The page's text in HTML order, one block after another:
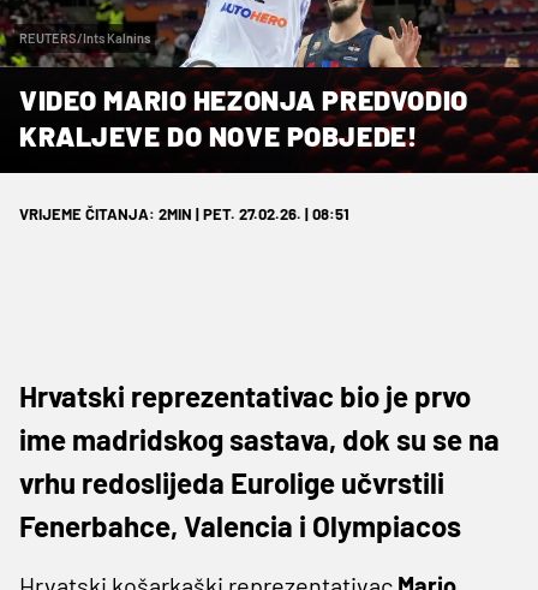
REUTERS/Ints Kalnins
VIDEO MARIO HEZONJA PREDVODIO
KRALJEVE DO NOVE POBJEDE!
VRIJEME ČITANJA: 2MIN | PET. 27.02.26. | 08:51
Hrvatski reprezentativac bio je prvo
ime madridskog sastava, dok su se na
vrhu redoslijeda Eurolige učvrstili
Fenerbahce, Valencia i Olympiacos